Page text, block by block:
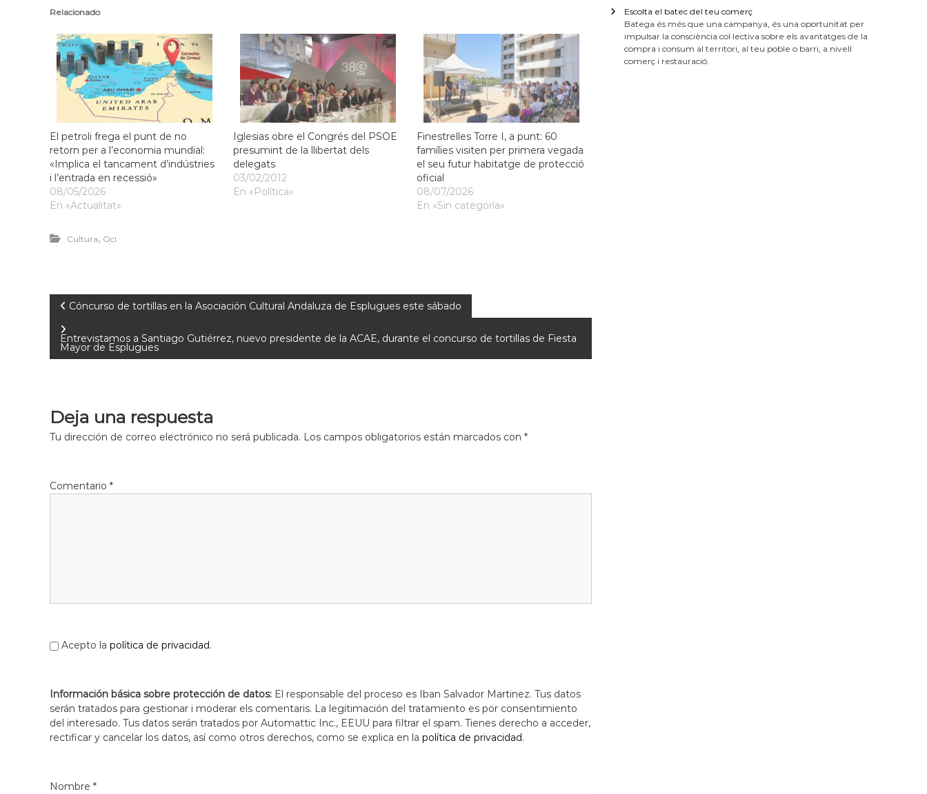
b
r
e
g
a
t
Relacionado
El petroli frega el punt de no
retorn per a l’economia mundial:
«Implica el tancament d’indústries
i l’entrada en recessió»
08/05/2026
En «Actualitat»
Iglesias obre el Congrés del PSOE
presumint de la llibertat dels
delegats
03/02/2012
En «Política»
Finestrelles Torre I, a punt: 60
famílies visiten per primera vegada
el seu futur habitatge de protecció
oficial
08/07/2026
En «Sin categoría»
Cultura, Oci
Cóncurso de tortillas en la Asociación Cultural Andaluza de Esplugues este sábado
Entrevistamos a Santiago Gutiérrez, nuevo presidente de la ACAE, durante el concurso de tortillas de Fiesta
Mayor de Esplugues
Deja una respuesta
Tu dirección de correo electrónico no será publicada. Los campos obligatorios están marcados con *
Comentario *
Acepto la política de privacidad.
Información básica sobre protección de datos: El responsable del proceso es Iban Salvador Martinez. Tus datos
serán tratados para gestionar i moderar els comentaris. La legitimación del tratamiento es por consentimiento
del interesado. Tus datos serán tratados por Automattic Inc., EEUU para filtrar el spam. Tienes derecho a acceder,
rectificar y cancelar los datos, así como otros derechos, como se explica en la política de privacidad.
Nombre *
Escolta el batec del teu comerç
Batega és més que una campanya, és una oportunitat per
impulsar la consciència col·lectiva sobre els avantatges de la
compra i consum al territori, al teu poble o barri, a nivell
comerç i restauració.